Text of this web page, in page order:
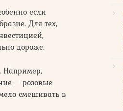
если
Для тех,
дороже.
Например,
– розовые
смешивать в